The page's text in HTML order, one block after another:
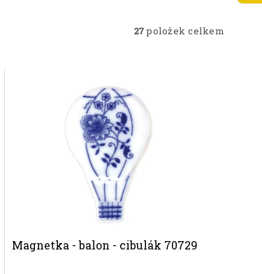
27položek celkem
Magnetka - balon - cibulák 70729